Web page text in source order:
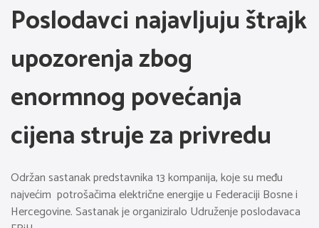
Poslodavci najavljuju štrajk
upozorenja zbog
enormnog povećanja
cijena struje za privredu
Održan sastanak predstavnika 13 kompanija, koje su među
najvećim potrošačima električne energije u Federaciji Bosne i
Hercegovine. Sastanak je organiziralo Udruženje poslodavaca